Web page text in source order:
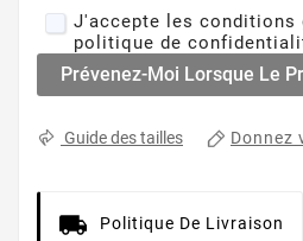
J'accepte les conditions
politique de
Prévenez-Moi Lorsque Le
Guide des tailles Donnez
Politique De Livraison